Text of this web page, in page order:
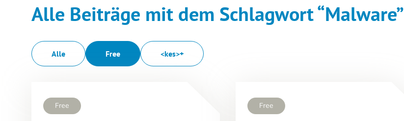
Alle Beiträge mit dem Schlagwort “Malware”
Alle Free <kes>+
Free Free